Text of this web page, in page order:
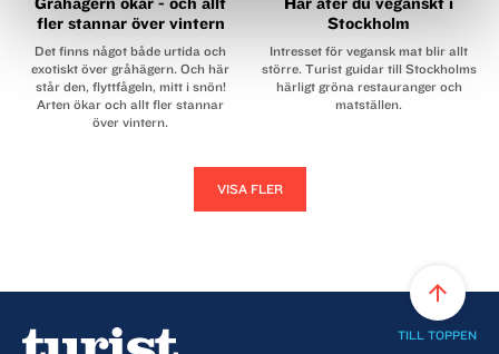
fler stannar över vintern
Det finns något både urtida och
exotiskt över gråhägern. Och här
står den, flyttfågeln, mitt i snön!
Arten ökar och allt fler stannar
över vintern.
Stockholm
Intresset för vegansk mat blir allt
större. Turist guidar till Stockholms
härligt gröna restauranger och
matställen.
VISA FLER
arrow_upward
TILL TOPPEN